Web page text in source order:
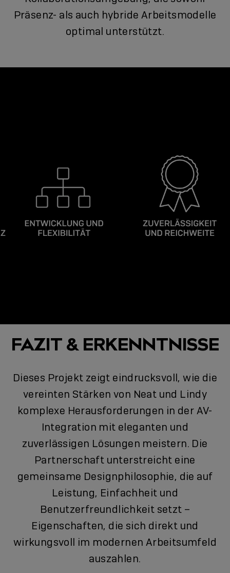
Präsenz- als auch hybride Arbeitsmodelle
optimal unterstützt.
FAZIT & ERKENNTNISSE
Dieses Projekt zeigt eindrucksvoll, wie die
vereinten Stärken von Neat und Lindy
komplexe Herausforderungen in der AV-
Integration mit eleganten und
zuverlässigen Lösungen meistern. Die
Partnerschaft unterstreicht eine
gemeinsame Designphilosophie, die auf
Leistung, Einfachheit und
Benutzerfreundlichkeit setzt –
Eigenschaften, die sich direkt und
wirkungsvoll im modernen Arbeitsumfeld
auszahlen.